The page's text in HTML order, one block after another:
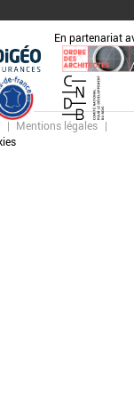
En partenariat
Mentions légales